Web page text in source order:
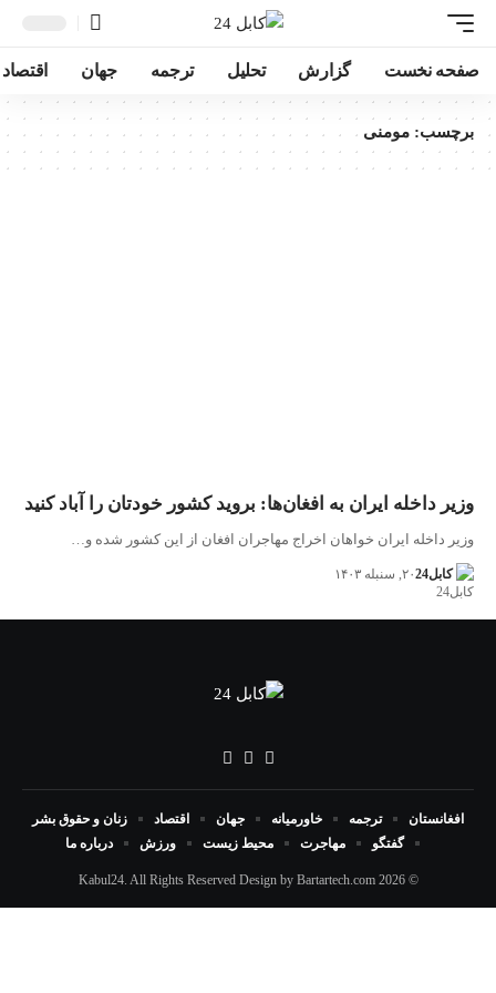
صفحه نخست گزارش تحلیل ترجمه جهان اقتصاد
برچسب: مومنی
وزیر داخله ایران به افغان‌ها: بروید کشور خودتان را آباد کنید
وزیر داخله ایران خواهان اخراج مهاجران افغان از این کشور شده و…
کابل24 ۲۰, سنبله ۱۴۰۳
© 2026 Kabul24. All Rights Reserved Design by
Bartartech.com
افغانستان ترجمه خاورمیانه جهان اقتصاد
زنان و حقوق بشر
گفتگو
مهاجرت محیط زیست ورزش درباره ما